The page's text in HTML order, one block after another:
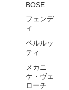
BOSE
フェンデ
ィ
ベルルッ
ティ
メカニ
ケ・ヴェ
ローチ